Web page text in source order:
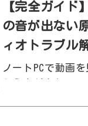
【完全ガイド
の音が出ない
ィオトラブル
ノートPCで動画を見